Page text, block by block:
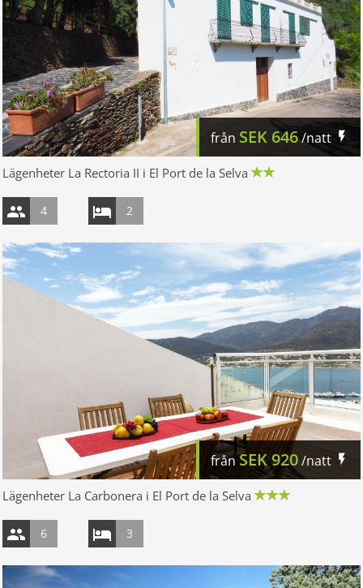
från SEK 646/natt
Lägenheter La Rectoria II i El Port de la Selva
4 2
frånSEK920/natt
Lägenheter La Carbonera i El Port de la Selva
6 3